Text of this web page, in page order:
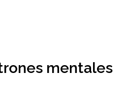
mentales